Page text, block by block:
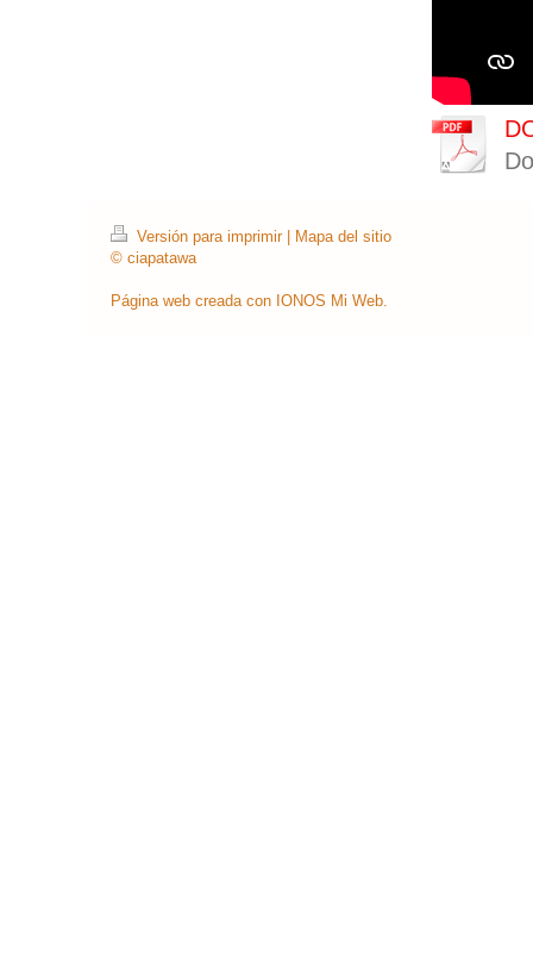
Versión para imprimir
Mapa del sitio
© ciapatawa
Página web creada con IONOS Mi Web.